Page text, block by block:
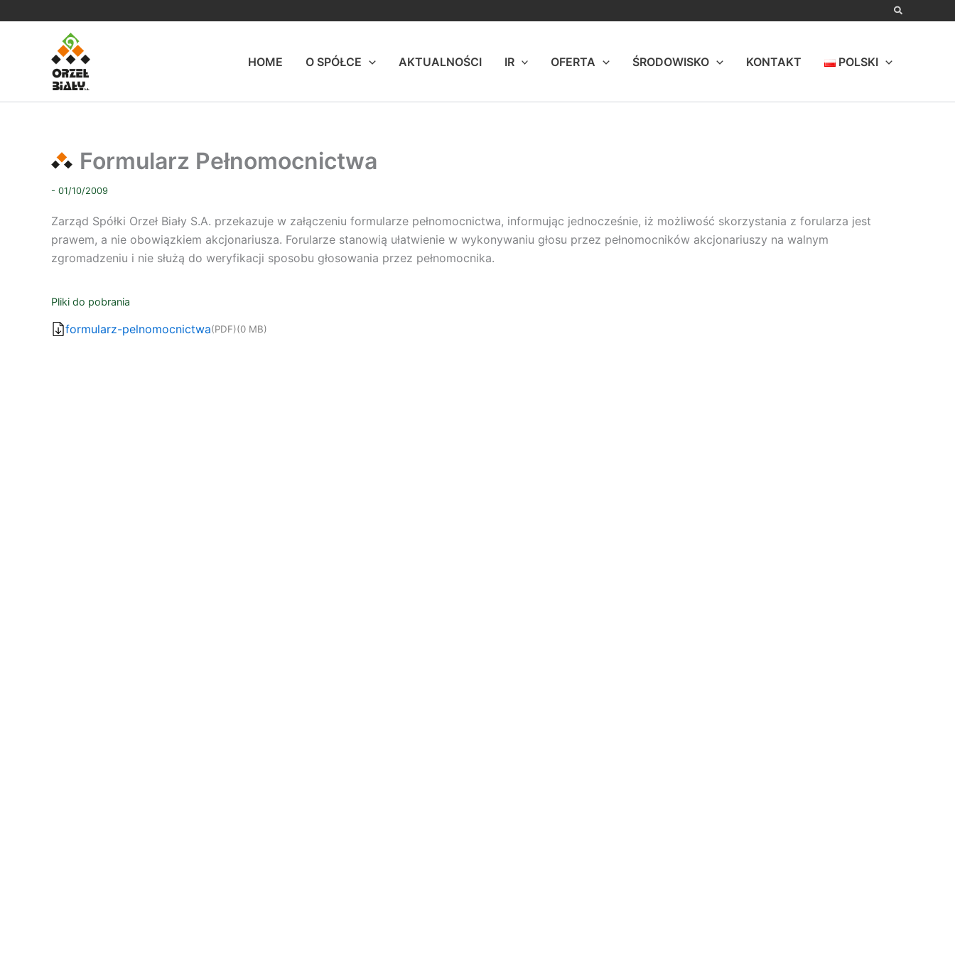
HOME
O SPÓŁCE AKTUALNOŚCI IR OFERTA ŚRODOWISKO KONTAKT POLSKI
Formularz Pełnomocnictwa
- 01/10/2009
Zarząd Spółki Orzeł Biały S.A. przekazuje w załączeniu formularze pełnomocnictwa, informując jednocześnie, iż możliwość skorzystania z forularza jest
prawem, a nie obowiązkiem akcjonariusza. Forularze stanowią ułatwienie w wykonywaniu głosu przez pełnomocników akcjonariuszy na walnym
zgromadzeniu i nie służą do weryfikacji sposobu głosowania przez pełnomocnika.
Pliki do pobrania
formularz-pelnomocnictwa(PDF)(0 MB)